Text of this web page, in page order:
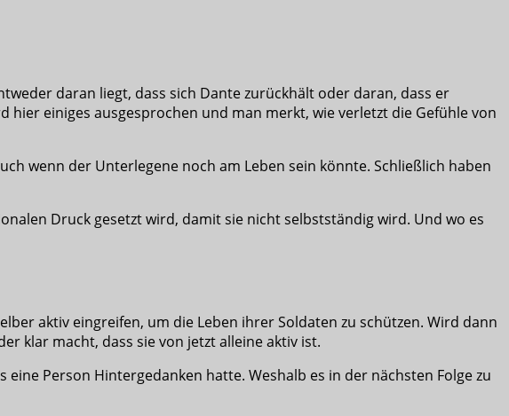
daran liegt, dass sich Dante zurückhält oder daran, dass er
einiges ausgesprochen und man merkt, wie verletzt die Gefühle von
wenn der Unterlegene noch am Leben sein könnte. Schließlich haben
Druck gesetzt wird, damit sie nicht selbstständig wird. Und wo es
aktiv eingreifen, um die Leben ihrer Soldaten zu schützen. Wird dann
klar macht, dass sie von jetzt alleine aktiv ist.
Person Hintergedanken hatte. Weshalb es in der nächsten Folge zu